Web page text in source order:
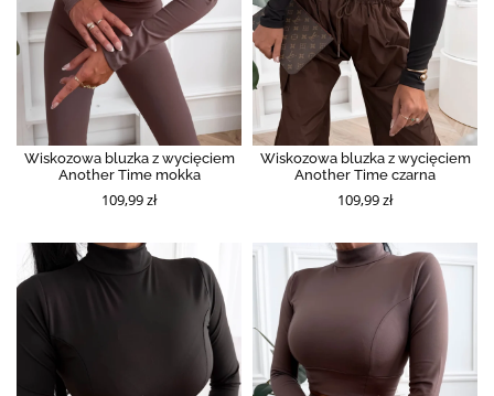
Wiskozowa bluzka z wycięciem
Another Time mokka
109,99 zł
Wiskozowa bluzka z wycięciem
Another Time czarna
109,99 zł